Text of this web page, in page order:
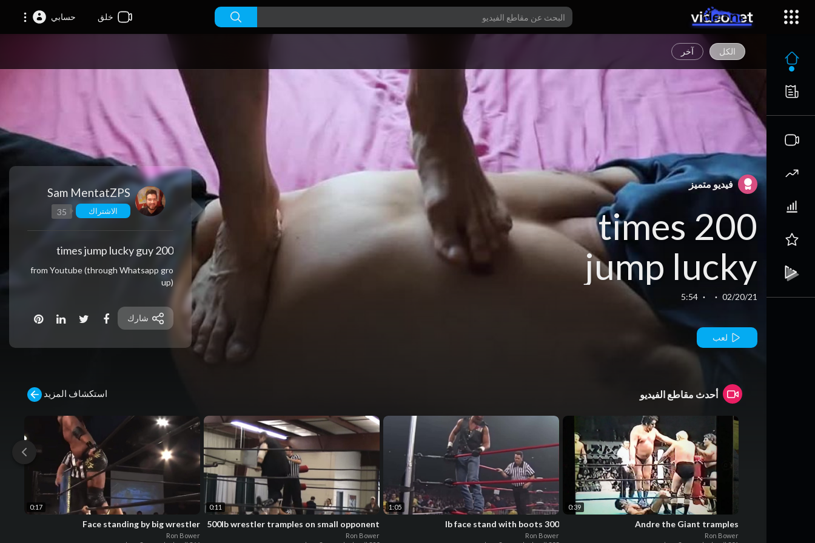
خلق حسابي
الكل آخر
فيديو متميز
200 times
jump lucky
guy
02/20/21
·
·
5:54
لعب
Sam MentatZPS
الاشتراك 35
200 times jump lucky guy
⁣from Youtube (through Whatsapp gro
up)
شارك
أحدث مقاطع الفيديو استكشاف المزيد
0:17
Face standing by big wrestler
Ron Bower
0:11
500lb wrestler tramples on small opponent
Ron Bower
1:05
300 lb face stand with boots
Ron Bower
0:39
Andre the Giant tramples
Ron Bower